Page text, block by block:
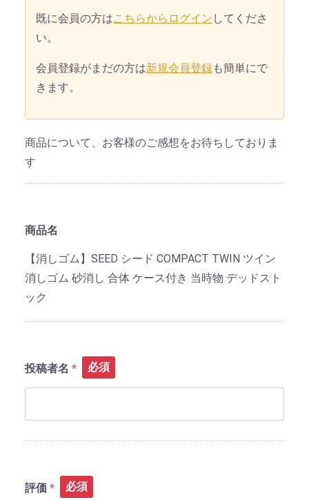
既に会員の方はこちらからログイン してくださ
い。
会員登録がまだの方は新規会員登録も簡単にで
きます。
商品について、お客様のご感想をお待ちしておりま
す
商品名
【消しゴム】SEED シード COMPACT TWIN ツイン
消しゴム 砂消し 合体 ケース付き 当時物 デッドスト
ック
投稿者名 必須
評価 必須